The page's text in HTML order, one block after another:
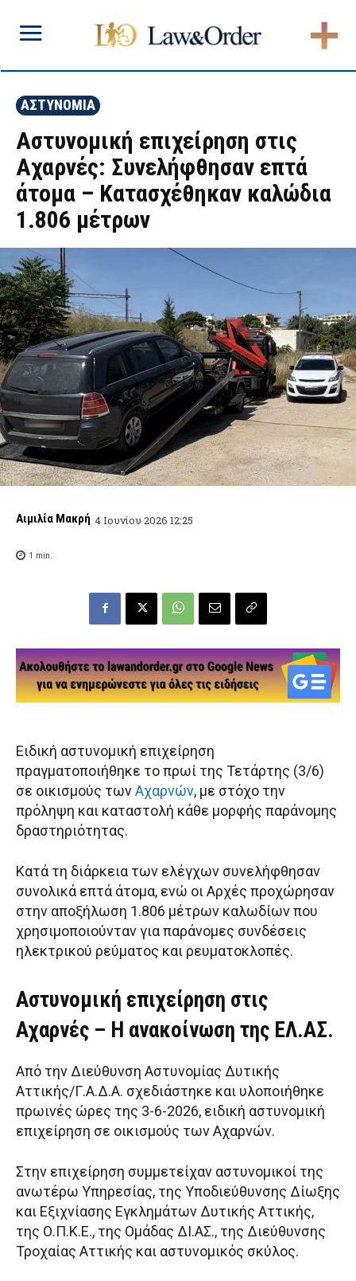
ΑΣΤΥΝΟΜΙΑ
Αστυνομική επιχείρηση στις
Αχαρνές: Συνελήφθησαν επτά
άτομα – Κατασχέθηκαν καλώδια
1.806 μέτρων
Αιμιλία Μακρή 4 Ιουνίου 2026 12:25
1 min.
Ειδική αστυνομική επιχείρηση
πραγματοποιήθηκε το πρωί της Τετάρτης (3/6)
σε οικισμούς τωνΑχαρνών, με στόχο την
πρόληψη και καταστολή κάθε μορφής παράνομης
δραστηριότητας.
Κατά τη διάρκεια των ελέγχων συνελήφθησαν
συνολικά επτά άτομα, ενώ οι Αρχές προχώρησαν
στην αποξήλωση 1.806 μέτρων καλωδίων που
χρησιμοποιούνταν για παράνομες συνδέσεις
ηλεκτρικού ρεύματος και ρευματοκλοπές.
Αστυνομική επιχείρηση στις
Αχαρνές – Η ανακοίνωση της ΕΛ.ΑΣ.
Από την Διεύθυνση Αστυνομίας Δυτικής
Αττικής/Γ.Α.Δ.Α. σχεδιάστηκε και υλοποιήθηκε
πρωινές ώρες της 3-6-2026, ειδική αστυνομική
επιχείρηση σε οικισμούς των Αχαρνών.
Στην επιχείρηση συμμετείχαν αστυνομικοί της
ανωτέρω Υπηρεσίας, της Υποδιεύθυνσης Δίωξης
και Εξιχνίασης Εγκλημάτων Δυτικής Αττικής,
της Ο.Π.Κ.Ε., της Ομάδας ΔΙ.ΑΣ., της Διεύθυνσης
Τροχαίας Αττικής και αστυνομικός σκύλος.